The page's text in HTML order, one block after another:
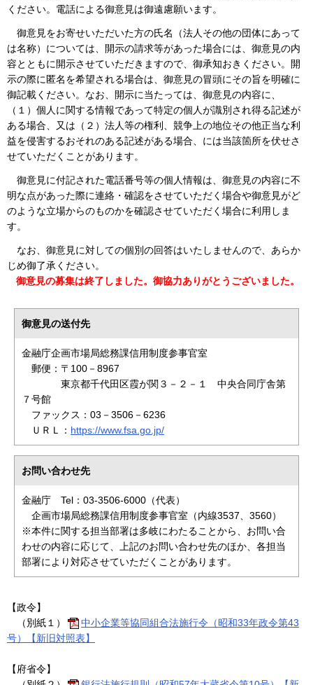
ください。電話による御意見は御遠慮願います。
御意見をお寄せいただいた方の氏名（法人その他の団体にあって
は名称）については、開示の請求等があった場合には、御意見の内
容とともに開示させていただきますので、御承知おきください。開
示の際に匿名を希望される場合は、御意見の冒頭にその旨を明確に
御記載ください。なお、開示に当たっては、御意見の内容に、
（１）個人に関する情報であって特定の個人が識別され得る記述が
ある場合、又は（２）法人等の権利、競争上の地位その他正当な利
益を侵害するおそれのある記述がある場合、には当該箇所を伏せさ
せていただくことがあります。
御意見に付記された電話番号等の個人情報は、御意見の内容に不
明な点があった際に連絡・確認をさせていただく場合や御意見がど
のような立場からのものかを確認させていただく場合に利用しま
す。
なお、御意見に対しての個別の回答はいたしませんので、あらか
じめ御了承ください。
御意見の募集は終了しました。御協力ありがとうございました。
御意見の送付先
金融庁企画市場局総務課信用制度参事官室
郵便：〒100－8967
東京都千代田区霞が関３－２－１ 中央合同庁舎第
７号館
ファックス：03－3506－6236
ＵＲＬ： https://www.fsa.go.jp/
お問い合わせ先
金融庁 Tel：03-3506-6000（代表）
企画市場局総務課信用制度参事官室（内線3537、3560）
※本件に関する担当部署は多岐にわたることから、お問い合
わせの内容に応じて、上記のお問い合わせ先のほか、各担当
部署により対応させていただくことがあります。
【政令】
（別紙１）
中小企業等協同組合法施行令（昭和33年政令第43
号）【新旧対照表】
【府省令】